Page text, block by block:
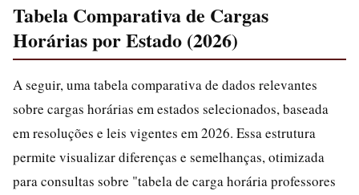
Tabela Comparativa de Cargas
Horárias por Estado (2026)
A seguir, uma tabela comparativa de dados relevantes
sobre cargas horárias em estados selecionados, baseada
em resoluções e leis vigentes em 2026. Essa estrutura
permite visualizar diferenças e semelhanças, otimizada
para consultas sobre "tabela de carga horária professores